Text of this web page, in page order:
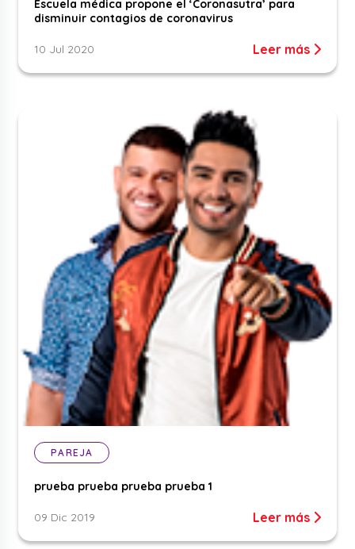
Escuela médica propone el ‘Coronasutra’ para
disminuir contagios de coronavirus
10 Jul 2020 Leer más
PAREJA
prueba prueba prueba prueba 1
09 Dic 2019 Leer más